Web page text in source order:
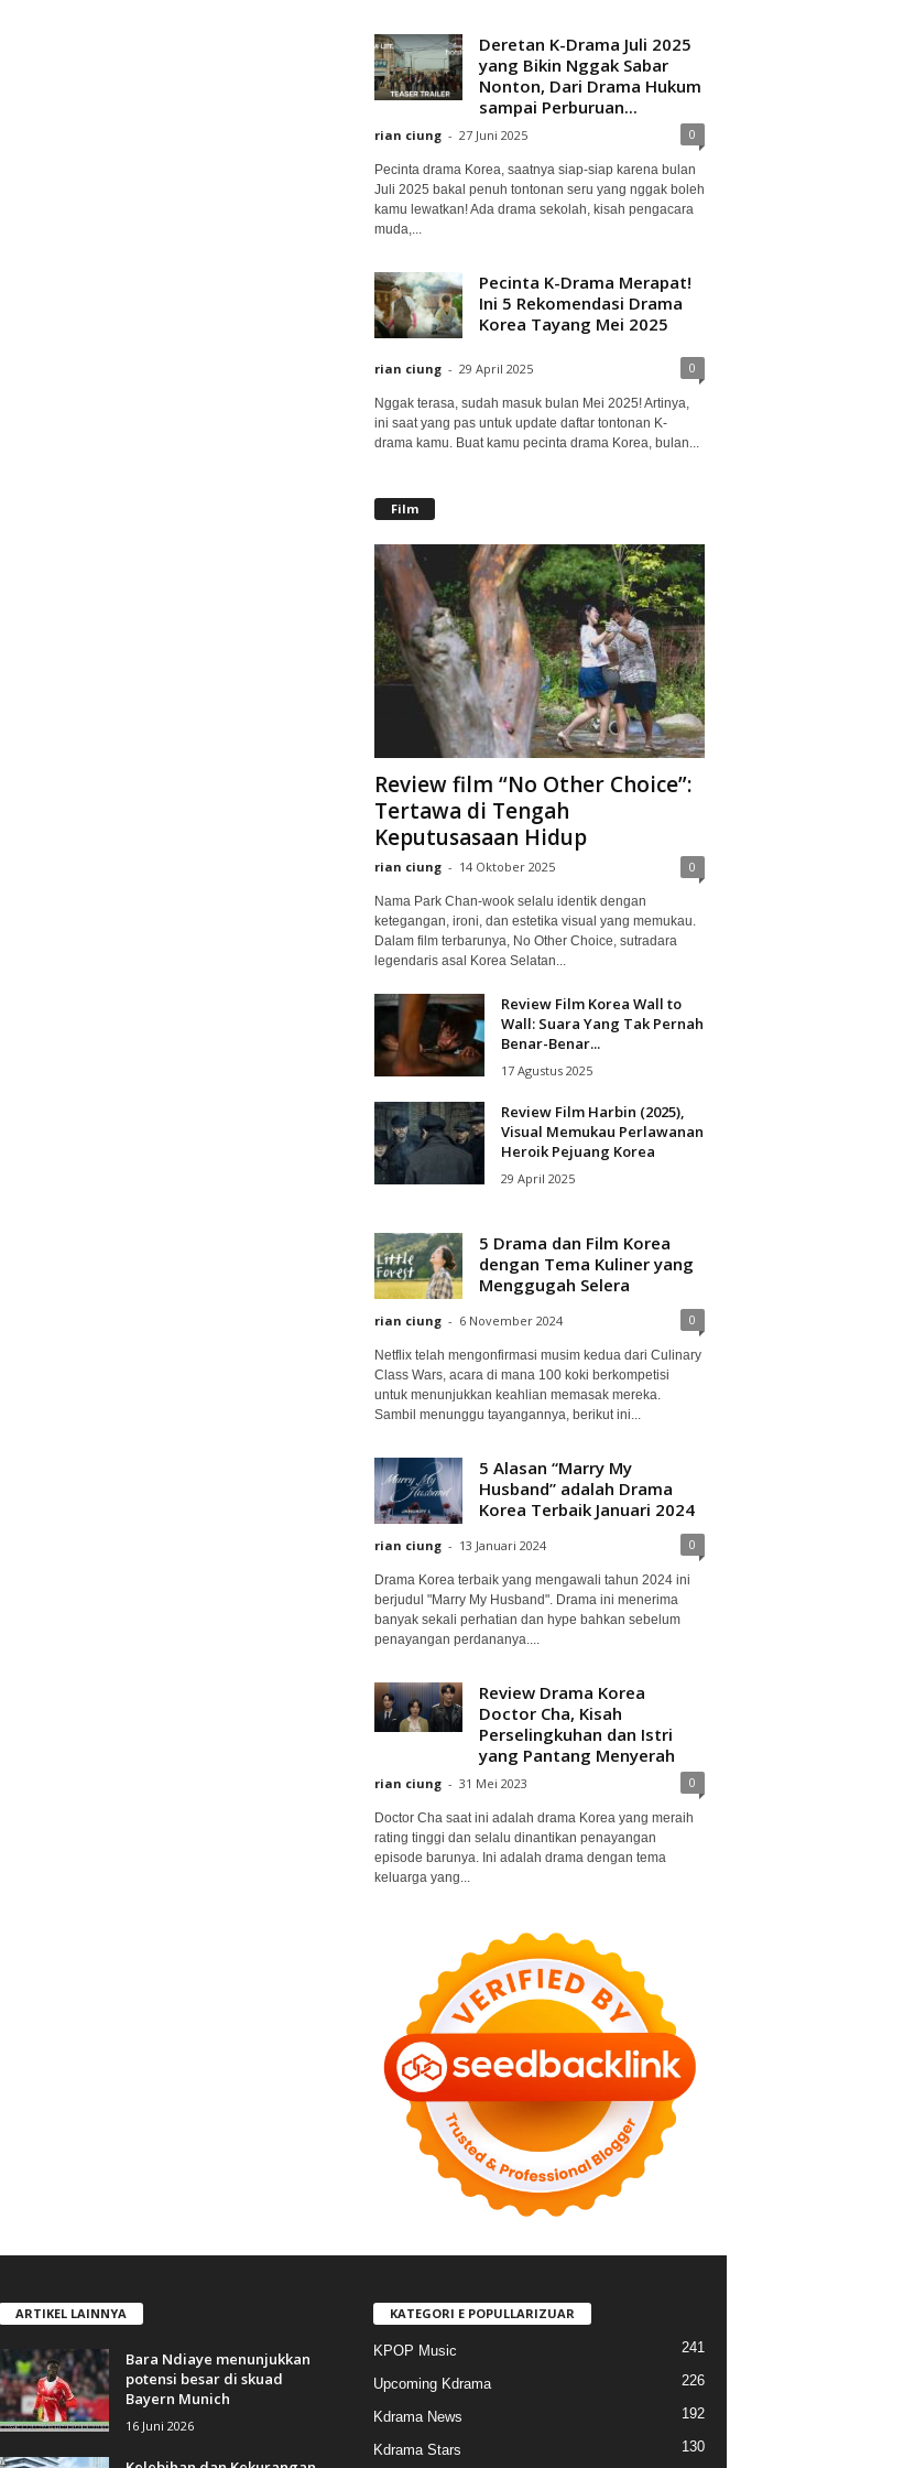
Deretan K-Drama Juli 2025
yang Bikin Nggak Sabar
Nonton, Dari Drama Hukum
sampai Perburuan...
rian ciung - 27 Juni 2025 0
Pecinta drama Korea, saatnya siap-siap karena bulan
Juli 2025 bakal penuh tontonan seru yang nggak boleh
kamu lewatkan! Ada drama sekolah, kisah pengacara
muda,...
Pecinta K-Drama Merapat!
Ini 5 Rekomendasi Drama
Korea Tayang Mei 2025
rian ciung - 29 April 2025 0
Nggak terasa, sudah masuk bulan Mei 2025! Artinya,
ini saat yang pas untuk update daftar tontonan K-
drama kamu. Buat kamu pecinta drama Korea, bulan...
Film
Review film “No Other Choice”:
Tertawa di Tengah
Keputusasaan Hidup
rian ciung - 14 Oktober 2025 0
Nama Park Chan-wook selalu identik dengan
ketegangan, ironi, dan estetika visual yang memukau.
Dalam film terbarunya, No Other Choice, sutradara
legendaris asal Korea Selatan...
Review Film Korea Wall to
Wall: Suara Yang Tak Pernah
Benar-Benar...
17 Agustus 2025
Review Film Harbin (2025),
Visual Memukau Perlawanan
Heroik Pejuang Korea
29 April 2025
5 Drama dan Film Korea
dengan Tema Kuliner yang
Menggugah Selera
rian ciung - 6 November 2024 0
Netflix telah mengonfirmasi musim kedua dari Culinary
Class Wars, acara di mana 100 koki berkompetisi
untuk menunjukkan keahlian memasak mereka.
Sambil menunggu tayangannya, berikut ini...
5 Alasan “Marry My
Husband” adalah Drama
Korea Terbaik Januari 2024
rian ciung - 13 Januari 2024 0
Drama Korea terbaik yang mengawali tahun 2024 ini
berjudul "Marry My Husband". Drama ini menerima
banyak sekali perhatian dan hype bahkan sebelum
penayangan perdananya....
Review Drama Korea
Doctor Cha, Kisah
Perselingkuhan dan Istri
yang Pantang Menyerah
rian ciung - 31 Mei 2023 0
Doctor Cha saat ini adalah drama Korea yang meraih
rating tinggi dan selalu dinantikan penayangan
episode barunya. Ini adalah drama dengan tema
keluarga yang...
ARTIKEL LAINNYA
Bara Ndiaye menunjukkan
potensi besar di skuad
Bayern Munich
16 Juni 2026
KATEGORI E POPULLARIZUAR
KPOP Music 241
Upcoming Kdrama 226
Kdrama News 192
Kdrama Stars 130